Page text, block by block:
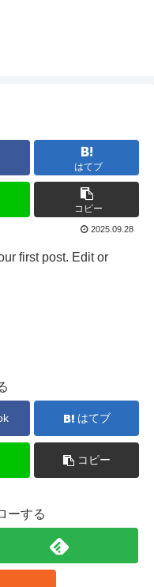
はてブ
コピー
2025.09.28
first post. Edit or
はてブ
コピー
ーする